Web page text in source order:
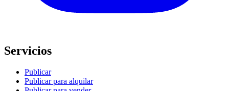
Servicios
Publicar
Publicar para alquilar